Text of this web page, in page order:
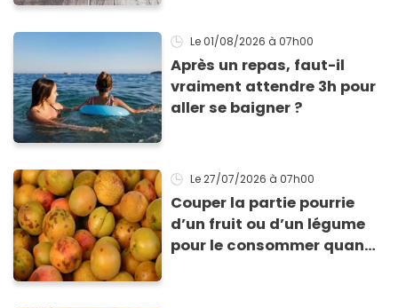
Le 01/08/2026 à 07h00
Après un repas, faut-il
vraiment attendre 3h pour
aller se baigner ?
Le 27/07/2026 à 07h00
Couper la partie pourrie
d’un fruit ou d’un légume
pour le consommer quand